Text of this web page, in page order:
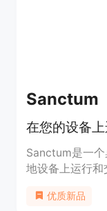
Sanctum
Sanctum是一
地设备上运行和
远不会离开您
优质新品